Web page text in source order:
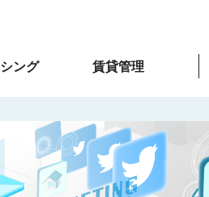
ング 賃貸管理